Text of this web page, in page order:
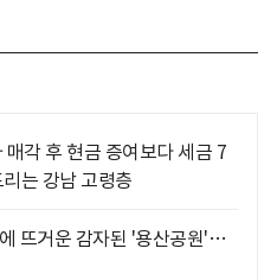
각 후 현금 증여보다 세금 7
는 강남 고령층
뜨거운 감자된 '용산공원'…